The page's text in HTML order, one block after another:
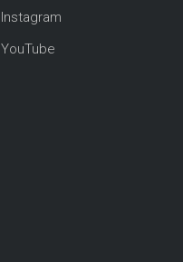
Instagram
YouTube